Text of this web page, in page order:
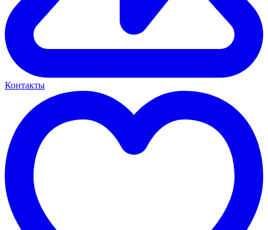
Контакты